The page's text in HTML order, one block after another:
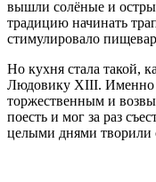
вышли солёные и
традицию начинать
стимулировало
Но кухня стала такой,
Людовику XIII. Именно
торжественным и
поесть и мог за раз
целыми днями творили